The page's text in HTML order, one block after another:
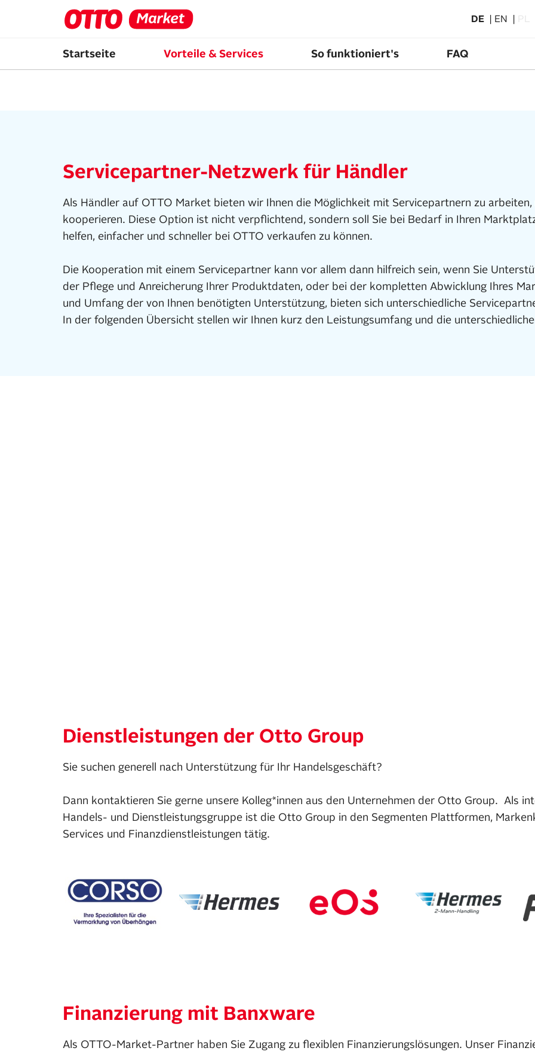
DE EN PL
Startseite Vorteile & Services So funktioniert's FAQ
Servicepartner-Netzwerk für Händler
Als Händler auf OTTO Market bieten wir Ihnen die Möglichkeit mit Servicepartnern zu
kooperieren. Diese Option ist nicht verpflichtend, sondern soll Sie bei Bedarf in Ihren
helfen, einfacher und schneller bei OTTO verkaufen zu können.
Die Kooperation mit einem Servicepartner kann vor allem dann hilfreich sein, wenn Sie
der Pflege und Anreicherung Ihrer Produktdaten, oder bei der kompletten Abwicklung Ihres
und Umfang der von Ihnen benötigten Unterstützung, bieten sich unterschiedliche
In der folgenden Übersicht stellen wir Ihnen kurz den Leistungsumfang und die
Dienstleistungen der Otto Group
Sie suchen generell nach Unterstützung für Ihr Handelsgeschäft?
Dann kontaktieren Sie gerne unsere Kolleg*innen aus den Unternehmen der Otto Group. Als
Handels- und Dienstleistungsgruppe ist die Otto Group in den Segmenten Plattformen,
Services und Finanzdienstleistungen tätig.
Finanzierung mit Banxware
Als OTTO-Market-Partner haben Sie Zugang zu flexiblen Finanzierungslösungen. Unser